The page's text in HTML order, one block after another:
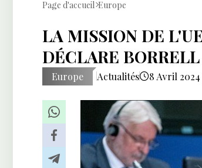
Page d'accueil Europe
LA MISSION DE
DÉCLARE BORRELL
Europe Actualités 8 Avril 2024